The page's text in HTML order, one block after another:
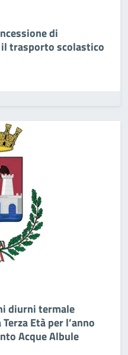
di
trasporto scolastico
diurni termale
Età per l’anno
Acque Albule